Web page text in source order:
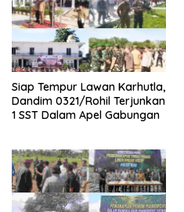
Siap Tempur Lawan Karhutla,
Dandim 0321/Rohil Terjunkan
1 SST Dalam Apel Gabungan